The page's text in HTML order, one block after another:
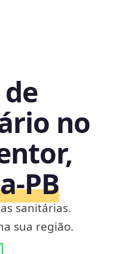
no
sanitárias.
sua região.